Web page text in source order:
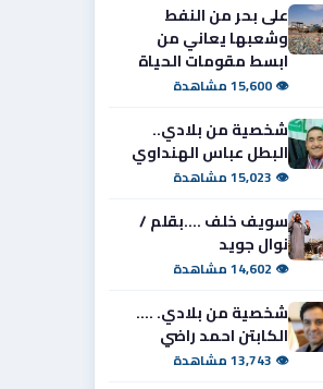
على بحر من النفط
وشعبها يعاني من
ابسط مقومات الحياة
👁 15,600 مشاهدة
شخصية من بلادي..
البطل عباس الهنداوي
👁 15,023 مشاهدة
سويف خلف ....بقلم /
نوال جويد
👁 14,602 مشاهدة
شخصية من بلادي. ....
الكابتن احمد راضي
👁 13,743 مشاهدة